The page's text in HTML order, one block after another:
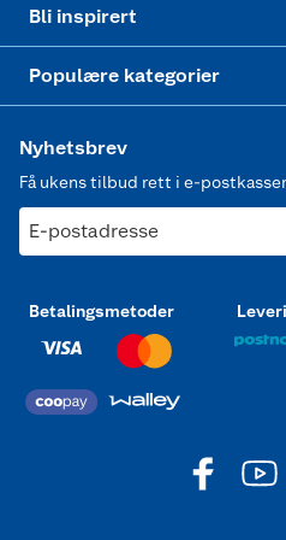
Bli inspirert
Populære kategorier
Nyhetsbrev
Få ukens tilbud rett i e-
E-postadresse
Betalingsmetoder